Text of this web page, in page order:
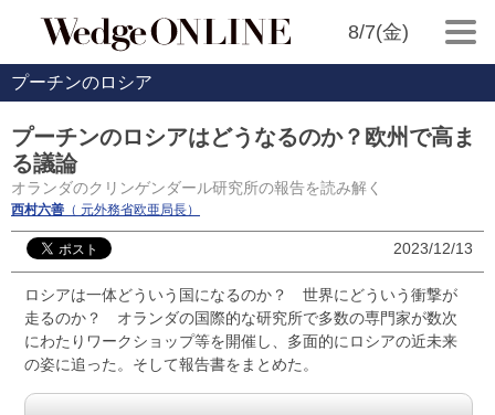
8/7(金)
プーチンのロシア
プーチンのロシアはどうなるのか？欧州で高ま
る議論
オランダのクリンゲンダール研究所の報告を読み解く
西村六善 （ 元外務省欧亜局長）
2023/12/13
ロシアは一体どういう国になるのか？ 世界にどういう衝撃が
走るのか？ オランダの国際的な研究所で多数の専門家が数次
にわたりワークショップ等を開催し、多面的にロシアの近未来
の姿に追った。そして報告書をまとめた。